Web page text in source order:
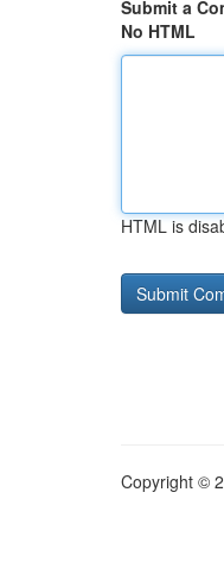
Submit a
No HTML
HTML is
Copyright ©